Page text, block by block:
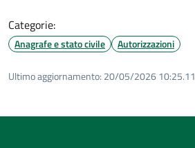
Categorie:
Anagrafe e stato civile Autorizzazioni
Ultimo aggiornamento: 20/05/2026 10:25.11